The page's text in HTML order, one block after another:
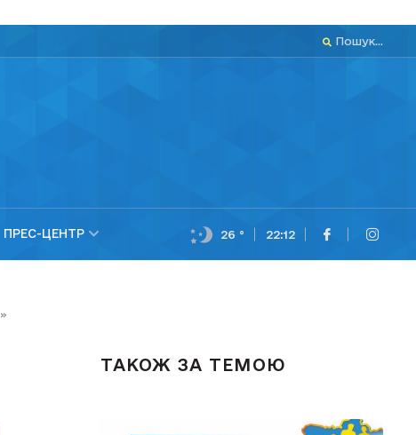
Пошук...
ПРЕС-ЦЕНТР 26 ° 22:12
ТАКОЖ ЗА ТЕМОЮ